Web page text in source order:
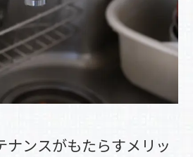
ナンスがもたらすメリッ